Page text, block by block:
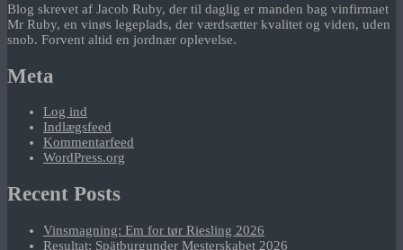
Blog skrevet af Jacob Ruby, der til daglig er manden bag vinfirmaet
Mr Ruby, en vinøs legeplads, der værdsætter kvalitet og viden, uden
snob. Forvent altid en jordnær oplevelse.
Meta
Log ind
Indlægsfeed
Kommentarfeed
WordPress.org
Recent Posts
Vinsmagning: Em for tør Riesling 2026
Resultat: Spätburgunder Mesterskabet 2026